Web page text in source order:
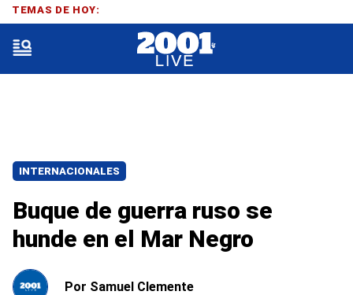
INTERNACIONALES
Buque de guerra ruso se
hunde en el Mar Negro
Por Samuel Clemente
TEMAS DE HOY: